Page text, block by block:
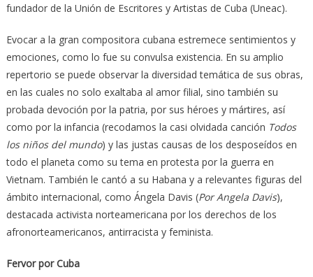
fundador de la Unión de Escritores y Artistas de Cuba (Uneac).
Evocar a la gran compositora cubana estremece sentimientos y
emociones, como lo fue su convulsa existencia. En su amplio
repertorio se puede observar la diversidad temática de sus obras,
en las cuales no solo exaltaba al amor filial, sino también su
probada devoción por la patria, por sus héroes y mártires, así
como por la infancia (recodamos la casi olvidada canción Todos
los niños del mundo) y las justas causas de los desposeídos en
todo el planeta como su tema en protesta por la guerra en
Vietnam. También le cantó a su Habana y a relevantes figuras del
ámbito internacional, como Ángela Davis (Por Angela Davis),
destacada activista norteamericana por los derechos de los
afronorteamericanos, antirracista y feminista.
Fervor por Cuba